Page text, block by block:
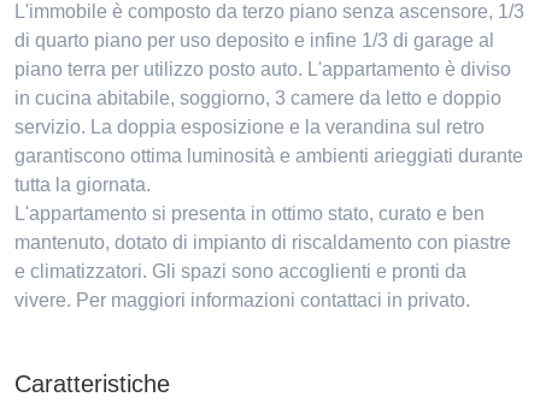
L'immobile è composto da terzo piano senza ascensore, 1/3
di quarto piano per uso deposito e infine 1/3 di garage al
piano terra per utilizzo posto auto. L'appartamento è diviso
in cucina abitabile, soggiorno, 3 camere da letto e doppio
servizio. La doppia esposizione e la verandina sul retro
garantiscono ottima luminosità e ambienti arieggiati durante
tutta la giornata.
L'appartamento si presenta in ottimo stato, curato e ben
mantenuto, dotato di impianto di riscaldamento con piastre
e climatizzatori. Gli spazi sono accoglienti e pronti da
vivere. Per maggiori informazioni contattaci in privato.
Caratteristiche